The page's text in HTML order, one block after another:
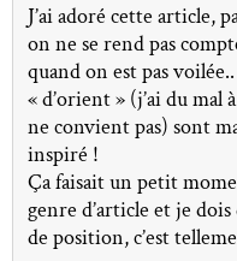
J’ai adoré cette article,
on ne se rend pas
quand on est pas
« d’orient » (j’ai du mal
ne convient pas) sont
inspiré !
Ça faisait un petit
genre d’article et je
de position, c’est